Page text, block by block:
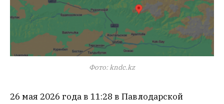
Фото: kndc.kz
26 мая 2026 года в 11:28 в Павлодарской